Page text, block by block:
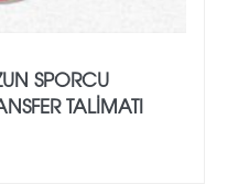
SPORCU
TALIMATI